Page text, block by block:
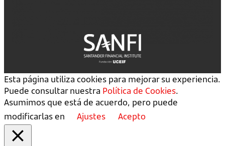
Esta página utiliza cookies para mejorar su experiencia.
Puede consultar nuestra Política de Cookies.
Asumimos que está de acuerdo, pero puede
modificarlas en
Ajustes Acepto